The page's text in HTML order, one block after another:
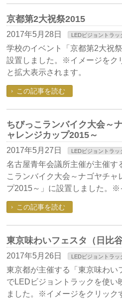
京都第2大祝祭2015
2017年5月28日 LEDビジョントラッ
学校のイベント「京都第2大祝
設置しました。※イメージをク
と拡大表示されます。
この記事を読む
ちびっこランバイク大会～
ャレンジカップ2015～
2017年5月27日 LEDビジョントラッ
名古屋青年会議所主催が主催す
こランバイク大会～ナゴヤチャ
プ2015～」に設置しました。
この記事を読む
東京味わいフェスタ（日比谷
2017年5月26日 LEDビジョントラッ
東京都が主催する「東京味わい
でLEDビジョントラックを使い
ました。※イメージをクリック